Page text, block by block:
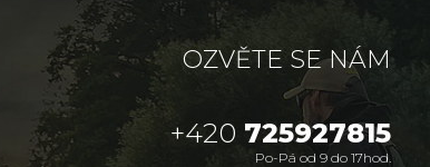
OZVĚTE SE NÁM
+420 725927815
Po-Pá od 9 do 17hod.